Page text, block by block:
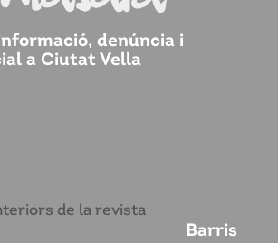
denúncia i
a Ciutat Vella
de la revista
Barris